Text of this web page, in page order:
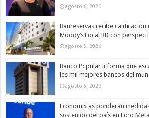
agosto 6, 2026
Banreservas recibe calificación
Moody’s Local RD con
agosto 5, 2026
Banco Popular informa que
los mil mejores bancos del
agosto 5, 2026
Economistas ponderan
sostenido del país en Foro